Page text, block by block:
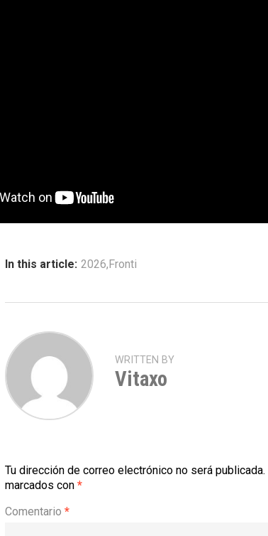
In this article: 2026,Fronti
WRITTEN BY
Vitaxo
Tu dirección de correo electrónico no será publicada.
marcados con *
Comentario *